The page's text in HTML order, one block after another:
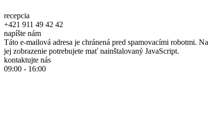
recepcia
+421 911 49 42 42
napíšte nám
Táto e-mailová adresa je chránená pred spamovacími robotmi. Na
jej zobrazenie potrebujete mať nainštalovaný JavaScript.
kontaktujte nás
09:00 - 16:00